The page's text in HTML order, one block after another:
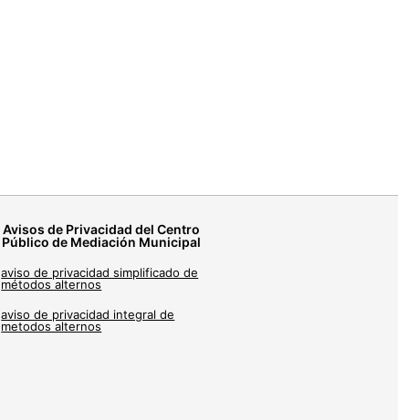
Avisos de Privacidad del Centro
Público de Mediación Municipal
aviso de privacidad simplificado de
métodos alternos
aviso de privacidad integral de
metodos alternos